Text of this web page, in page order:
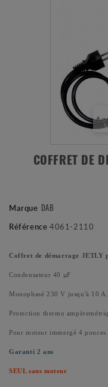
COFFRET DE
Marque DAB
Référence 4061-2110
Coffret de démarrage JETLY
Condensateur 40 µF
Monophasé 230 V jusqu'à 10 A.
Protection thermo
Pour moteur immergé 4
Garanti 2 ans
SEUL sans moteur